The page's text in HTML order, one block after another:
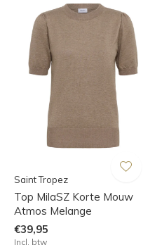
Saint Tropez
Top MilaSZ Korte Mouw
Atmos Melange
€39,95
Incl. btw